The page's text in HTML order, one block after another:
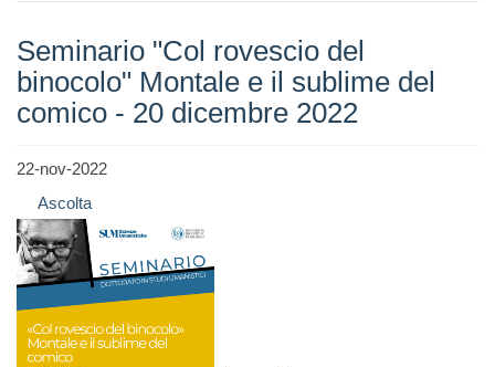
Seminario "Col rovescio del
binocolo" Montale e il sublime del
comico - 20 dicembre 2022
22-nov-2022
Ascolta